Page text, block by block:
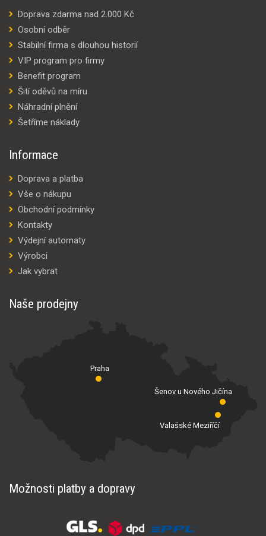
Doprava zdarma nad 2.000 Kč
Osobní odběr
Stabilní firma s dlouhou historií
VIP program pro firmy
Benefit program
Šití oděvů na míru
Náhradní plnění
Šetříme náklady
Informace
Doprava a platba
Vše o nákupu
Obchodní podmínky
Kontakty
Výdejní automaty
Výrobci
Jak vybrat
Naše prodejny
Praha
Valašské Meziříčí
Šenov u Nového Jičína
Možnosti platby a dopravy